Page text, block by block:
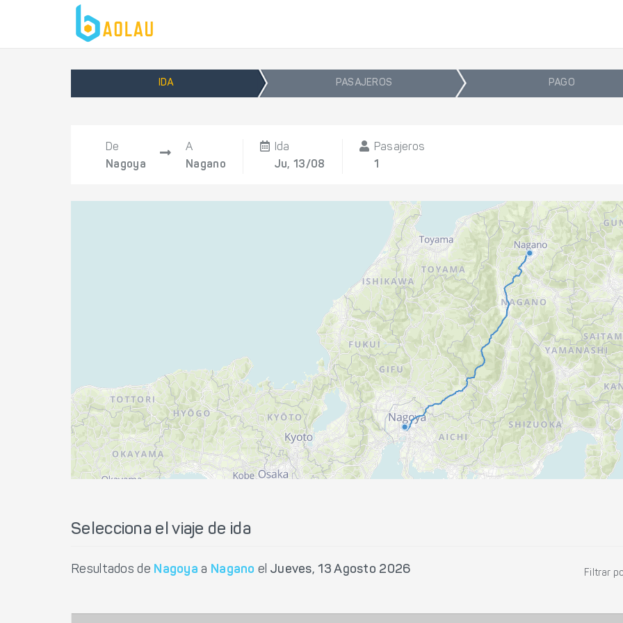
IDA PASAJEROS PAGO
De
Nagoya
A
Nagano
Ida
Ju, 13/08
Pasajeros
1
Selecciona el viaje de ida
Resultados de Nagoya a Nagano el Jueves, 13 Agosto 2026 Filtrar